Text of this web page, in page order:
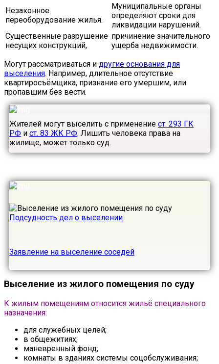
Незаконное
переоборудование жилья.
Муниципальные органы
определяют сроки для
ликвидации нарушений.
Существенные разрушение
несущих конструкций,
причинение значительного
ущерба недвижимости.
Могут рассматриваться и другие основания для
выселения. Например, длительное отсутствие
квартиросъёмщика, признание его умершим, или
пропавшим без вести.
Жителей могут выселить с применение ст. 293 ГК
РФ и ст. 83 ЖК РФ. Лишить человека права на
жилище, может только суд.
Подсудность дел о выселении
Заявление на выселение соседей
Выселение из жилого помещения по суду
К жилым помещениям относится жильё специального
назначения:
для служебных целей;
в общежитиях;
маневренный фонд;
комнаты в зданиях системы соцобслуживания;